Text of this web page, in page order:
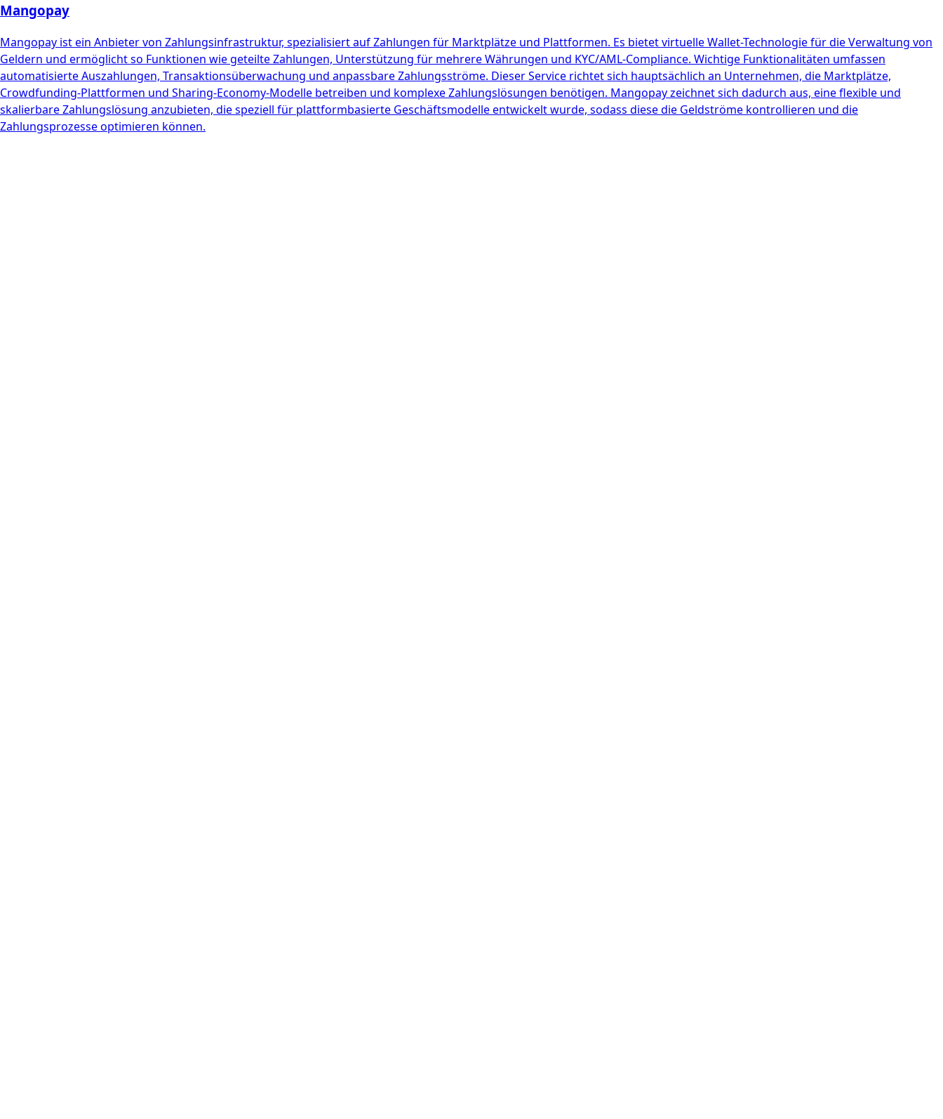
Mangopay
Mangopay ist ein Anbieter von Zahlungsinfrastruktur, spezialisiert auf Zahlungen für Marktplätze und Plattformen. Es bietet virtuelle Wallet-Technologie für die Verwaltung von
Geldern und ermöglicht so Funktionen wie geteilte Zahlungen, Unterstützung für mehrere Währungen und KYC/AML-Compliance. Wichtige Funktionalitäten umfassen
automatisierte Auszahlungen, Transaktionsüberwachung und anpassbare Zahlungsströme. Dieser Service richtet sich hauptsächlich an Unternehmen, die Marktplätze,
Crowdfunding-Plattformen und Sharing-Economy-Modelle betreiben und komplexe Zahlungslösungen benötigen. Mangopay zeichnet sich dadurch aus, eine flexible und
skalierbare Zahlungslösung anzubieten, die speziell für plattformbasierte Geschäftsmodelle entwickelt wurde, sodass diese die Geldströme kontrollieren und die
Zahlungsprozesse optimieren können.